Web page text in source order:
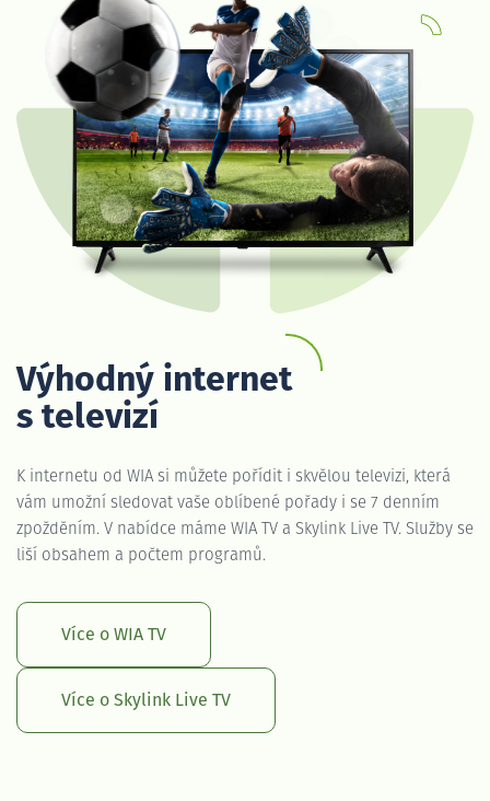
Výhodný internet
s televizí
K internetu od WIA si můžete pořídit i skvělou televizi, která
vám umožní sledovat vaše oblíbené pořady i se 7 denním
zpožděním. V nabídce máme WIA TV a Skylink Live TV. Služby se
liší obsahem a počtem programů.
Více o WIA TV
Více o Skylink Live TV